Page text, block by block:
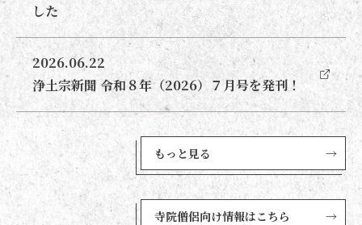
した
浄土宗新聞 令和８年（2026）７月号を発刊！
2026.06.22
もっと見る →
寺院僧侶向け情報はこちら →